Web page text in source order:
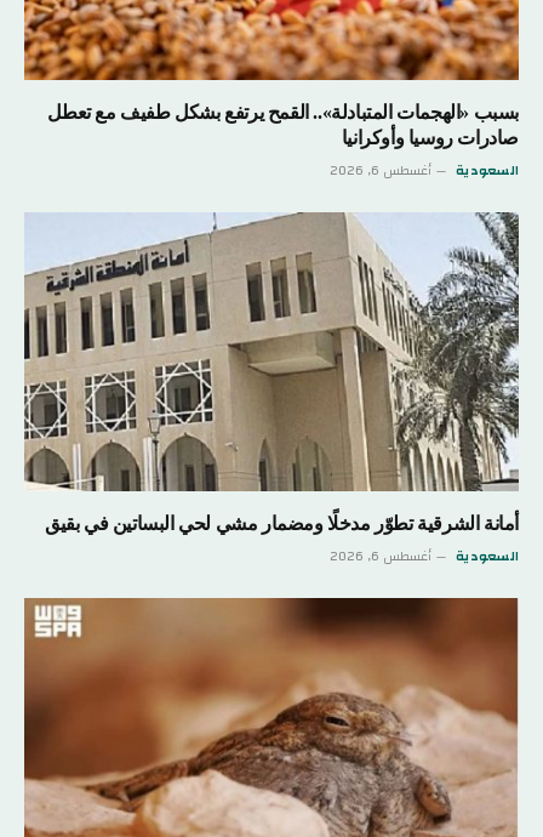
بسبب «الهجمات المتبادلة».. القمح يرتفع بشكل طفيف مع تعطل
صادرات روسيا وأوكرانيا
السعودية أغسطس 6, 2026
أمانة الشرقية تطوّر مدخلًا ومضمار مشي لحي البساتين في بقيق
السعودية أغسطس 6, 2026